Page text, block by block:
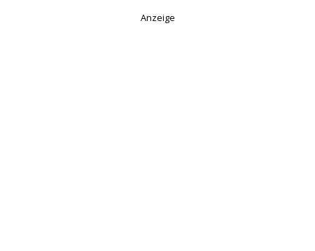
Anzeige